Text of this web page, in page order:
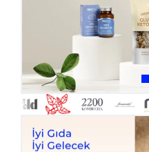
Gıda
Kozmetik